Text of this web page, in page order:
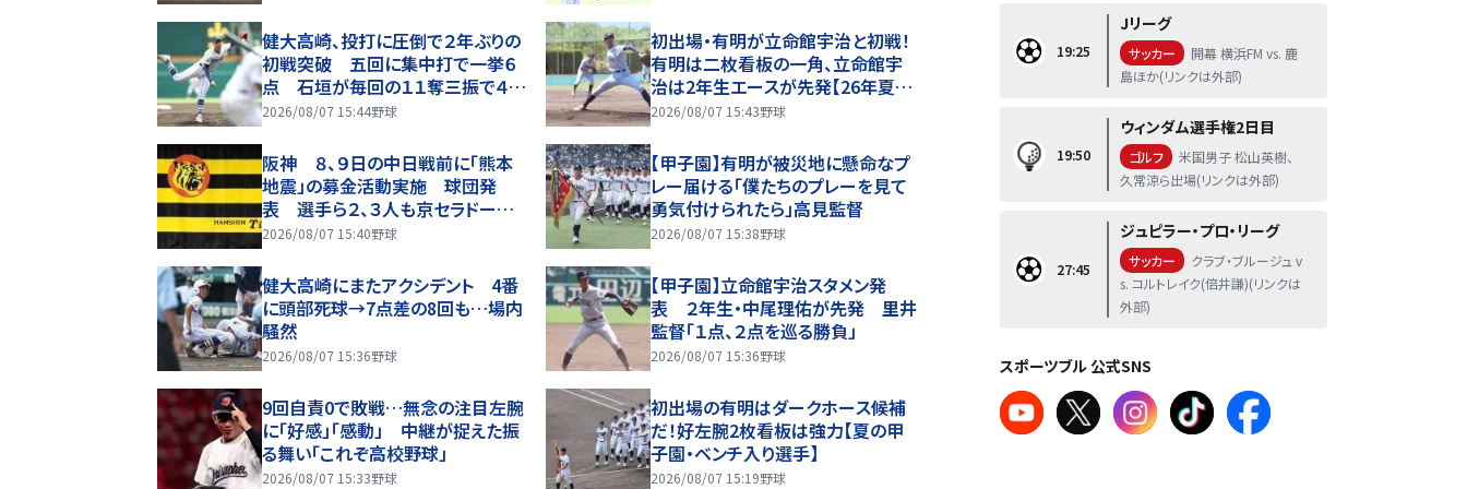
健大高崎、投打に圧倒で２年ぶりの
初戦突破 五回に集中打で一挙６
点 石垣が毎回の１１奪三振で４安
打完投勝利
2026/08/07 15:44野球
初出場・有明が立命館宇治と初戦！
有明は二枚看板の一角、立命館宇
治は2年生エースが先発【26年夏甲
子園】
2026/08/07 15:43野球
阪神 ８、９日の中日戦前に「熊本
地震」の募金活動実施 球団発
表 選手ら２、３人も京セラドーム
で活動に参加し全額寄付 球場内
2026/08/07 15:40野球
【甲子園】有明が被災地に懸命なプ
レー届ける「僕たちのプレーを見て
勇気付けられたら」高見監督
2026/08/07 15:38野球
健大高崎にまたアクシデント 4番
に頭部死球→7点差の8回も…場内
騒然
2026/08/07 15:36野球
【甲子園】立命館宇治スタメン発
表 ２年生・中尾理佑が先発 里井
監督「１点、２点を巡る勝負」
2026/08/07 15:36野球
9回自責0で敗戦…無念の注目左腕
に「好感」「感動」 中継が捉えた振
る舞い「これぞ高校野球」
2026/08/07 15:33野球
初出場の有明はダークホース候補
だ！好左腕2枚看板は強力【夏の甲
子園・ベンチ入り選手】
2026/08/07 15:19野球
19:25
Jリーグ
サッカー
開幕 横浜FM vs. 鹿
島ほか(リンクは外部)
19:50
ウィンダム選手権2日目
ゴルフ
米国男子 松山英樹、
久常涼ら出場(リンクは外部)
27:45
ジュピラー・プロ・リーグ
サッカー
クラブ・ブルージュ v
s. コルトレイク(倍井謙)(リンクは
外部)
スポーツブル 公式SNS